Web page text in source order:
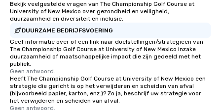
Bekijk veelgestelde vragen van The Championship Golf Course at
University of New Mexico over gezondheid en veiligheid,
duurzaamheid en diversiteit en inclusie.
DUURZAME BEDRIJFSVOERING
Geef informatie over of een link naar doelstellingen/strategieën van
The Championship Golf Course at University of New Mexico inzake
duurzaamheid of maatschappelijke impact die zijn gedeeld met het
publiek.
Geen antwoord.
Heeft The Championship Golf Course at University of New Mexico een
strategie die gericht is op het verwijderen en scheiden van afval
(bijvoorbeeld papier, karton, enz.)? Zo ja, beschrijf uw strategie voor
het verwijderen en scheiden van afval.
Geen antwoord.